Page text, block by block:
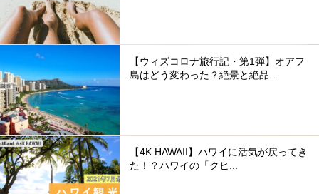
【ウィズコロナ旅行記・第1弾】オアフ
島はどう変わった？絶景と絶品...
【4K HAWAII】ハワイに活気が戻ってき
た！？ハワイの「クヒ...